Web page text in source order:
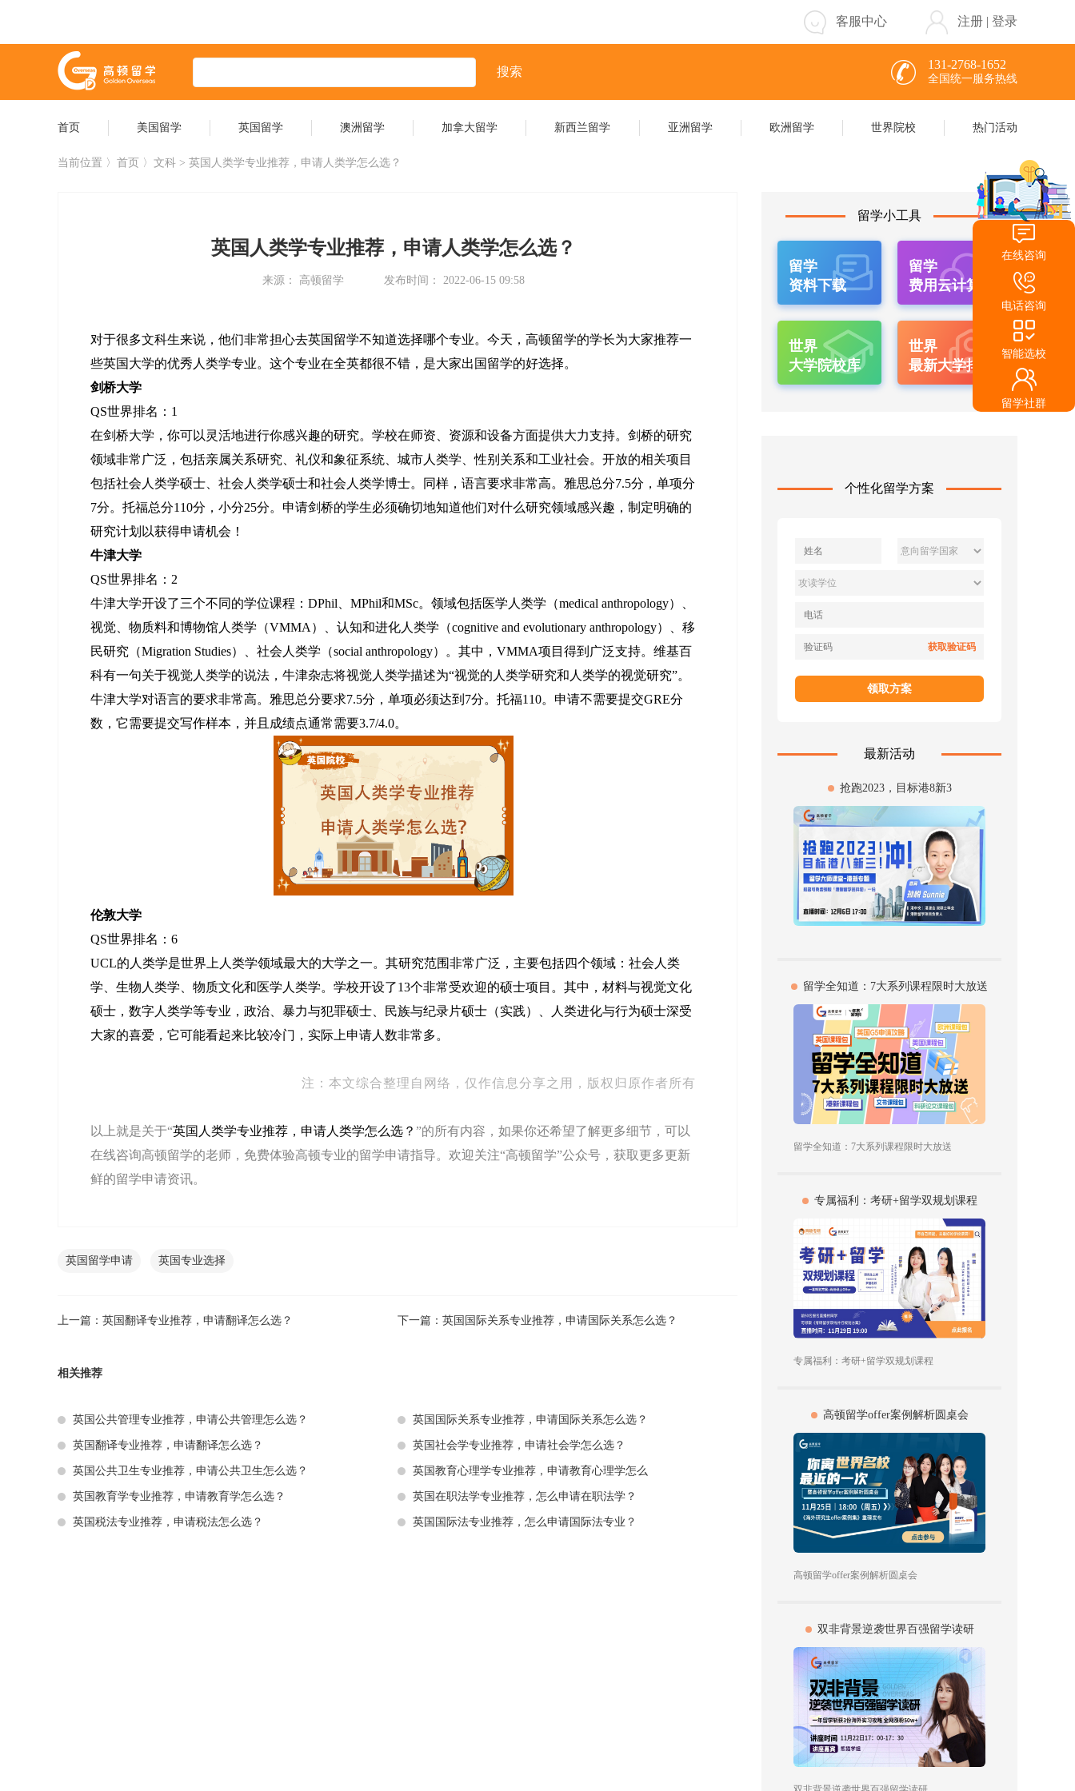
客服中心 注册 | 登录
搜索 131-2768-1652
全国统一服务热线
首页 美国留学 英国留学 澳洲留学 加拿大留学 新西兰留学 亚洲留学 欧洲留学 世界院校 热门活动
当前位置 〉 首页 〉文科 > 英国人类学专业推荐，申请人类学怎么选？
英国人类学专业推荐，申请人类学怎么选？
来源： 高顿留学 发布时间： 2022-06-15 09:58
对于很多文科生来说，他们非常担心去英国留学不知道选择哪个专业。今天，高顿留学的学长为大家推荐一
些英国大学的优秀人类学专业。这个专业在全英都很不错，是大家出国留学的好选择。
剑桥大学
QS世界排名：1
在剑桥大学，你可以灵活地进行你感兴趣的研究。学校在师资、资源和设备方面提供大力支持。剑桥的研究
领域非常广泛，包括亲属关系研究、礼仪和象征系统、城市人类学、性别关系和工业社会。开放的相关项目
包括社会人类学硕士、社会人类学硕士和社会人类学博士。同样，语言要求非常高。雅思总分7.5分，单项分
7分。托福总分110分，小分25分。申请剑桥的学生必须确切地知道他们对什么研究领域感兴趣，制定明确的
研究计划以获得申请机会！
牛津大学
QS世界排名：2
牛津大学开设了三个不同的学位课程：DPhil、MPhil和MSc。领域包括医学人类学（medical anthropology）、
视觉、物质料和博物馆人类学（VMMA）、认知和进化人类学（cognitive and evolutionary anthropology）、移
民研究（Migration Studies）、社会人类学（social anthropology）。其中，VMMA项目得到广泛支持。维基百
科有一句关于视觉人类学的说法，牛津杂志将视觉人类学描述为“视觉的人类学研究和人类学的视觉研究”。
牛津大学对语言的要求非常高。雅思总分要求7.5分，单项必须达到7分。托福110。申请不需要提交GRE分
数，它需要提交写作样本，并且成绩点通常需要3.7/4.0。
伦敦大学
QS世界排名：6
UCL的人类学是世界上人类学领域最大的大学之一。其研究范围非常广泛，主要包括四个领域：社会人类
学、生物人类学、物质文化和医学人类学。学校开设了13个非常受欢迎的硕士项目。其中，材料与视觉文化
硕士，数字人类学等专业，政治、暴力与犯罪硕士、民族与纪录片硕士（实践）、人类进化与行为硕士深受
大家的喜爱，它可能看起来比较冷门，实际上申请人数非常多。
注：本文综合整理自网络，仅作信息分享之用，版权归原作者所有
以上就是关于“英国人类学专业推荐，申请人类学怎么选？ ”的所有内容，如果你还希望了解更多细节，可以
在线咨询高顿留学的老师，免费体验高顿专业的留学申请指导。欢迎关注“高顿留学”公众号，获取更多更新
鲜的留学申请资讯。
英国留学申请 英国专业选择
上一篇： 英国翻译专业推荐，申请翻译怎么选？ 下一篇： 英国国际关系专业推荐，申请国际关系怎么选？
相关推荐
英国公共管理专业推荐，申请公共管理怎么选？ 英国国际关系专业推荐，申请国际关系怎么选？
英国翻译专业推荐，申请翻译怎么选？ 英国社会学专业推荐，申请社会学怎么选？
英国公共卫生专业推荐，申请公共卫生怎么选？ 英国教育心理学专业推荐，申请教育心理学怎么
英国教育学专业推荐，申请教育学怎么选？ 英国在职法学专业推荐，怎么申请在职法学？
英国税法专业推荐，申请税法怎么选？ 英国国际法专业推荐，怎么申请国际法专业？
留学小工具
留学
资料下载
留学
费用云计算
世界
大学院校库
世界
最新大学排名
个性化留学方案
获取验证码
领取方案
最新活动
抢跑2023，目标港8新3
留学全知道：7大系列课程限时大放送
留学全知道：7大系列课程限时大放送
专属福利：考研+留学双规划课程
专属福利：考研+留学双规划课程
高顿留学offer案例解析圆桌会
高顿留学offer案例解析圆桌会
双非背景逆袭世界百强留学读研
在线咨询
电话咨询
智能选校
留学社群